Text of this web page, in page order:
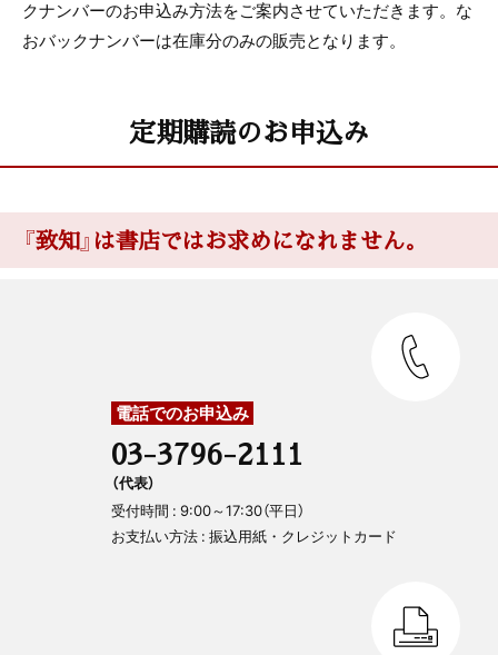
クナンバーのお申込み方法をご案内させていただきます。な
おバックナンバーは在庫分のみの販売となります。
定期購読のお申込み
『致知』は書店ではお求めになれません。
電話でのお申込み
03-3796-2111
（代表）
受付時間 : 9:00～17:30（平日）
お支払い方法 : 振込用紙・クレジットカード